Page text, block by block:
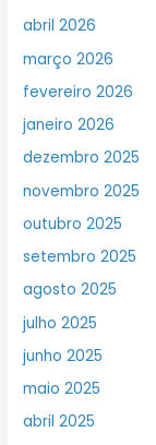
abril 2026
março 2026
fevereiro 2026
janeiro 2026
dezembro 2025
novembro 2025
outubro 2025
setembro 2025
agosto 2025
julho 2025
junho 2025
maio 2025
abril 2025